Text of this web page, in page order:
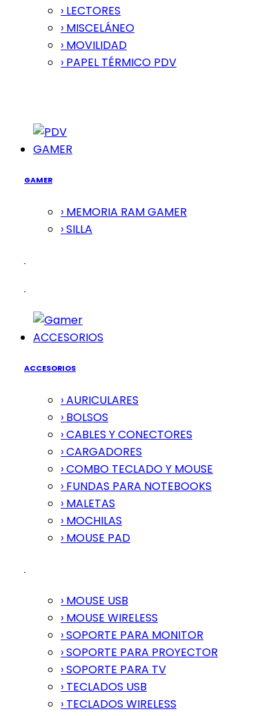
› LECTORES
› MISCELÁNEO
› MOVILIDAD
› PAPEL TÉRMICO PDV
GAMER
GAMER
› MEMORIA RAM GAMER
› SILLA
ACCESORIOS
ACCESORIOS
› AURICULARES
› BOLSOS
› CABLES Y CONECTORES
› CARGADORES
› COMBO TECLADO Y MOUSE
› FUNDAS PARA NOTEBOOKS
› MALETAS
› MOCHILAS
› MOUSE PAD
› MOUSE USB
› MOUSE WIRELESS
› SOPORTE PARA MONITOR
› SOPORTE PARA PROYECTOR
› SOPORTE PARA TV
› TECLADOS USB
› TECLADOS WIRELESS